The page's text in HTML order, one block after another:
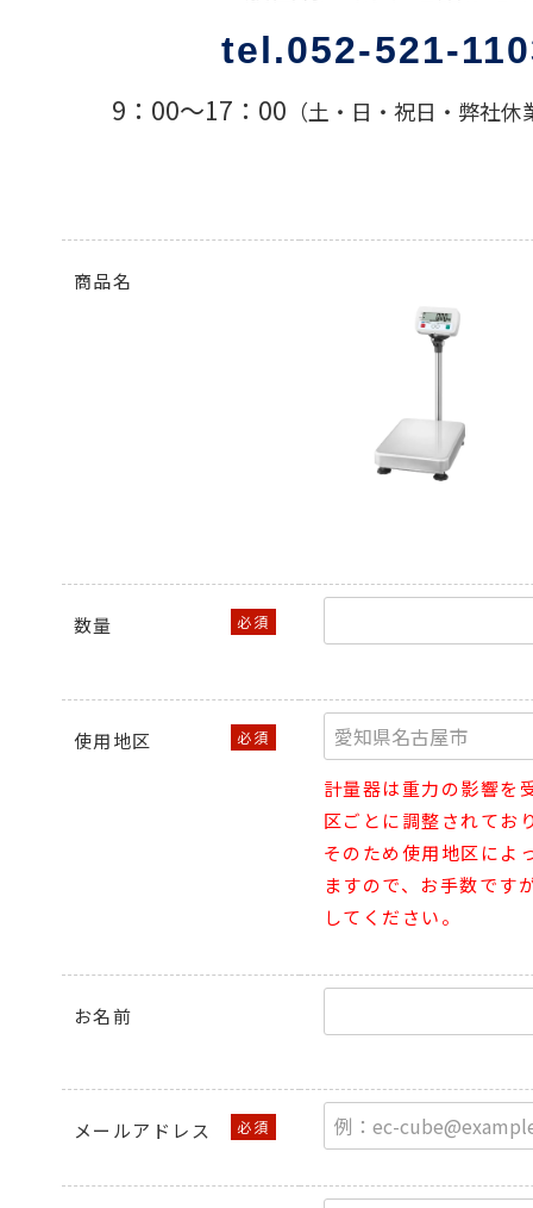
レベル・勾配測定
オプション
tel.052-521-
9：00〜17：00 （土・日・祝日・弊社
商品名
数量
使用地区
計量器は重力の影響を
区ごとに調整されてお
そのため使用地区によ
ますので、お手数です
してください。
お名前
メールアドレス